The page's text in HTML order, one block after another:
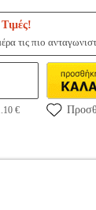
τις πιο
€